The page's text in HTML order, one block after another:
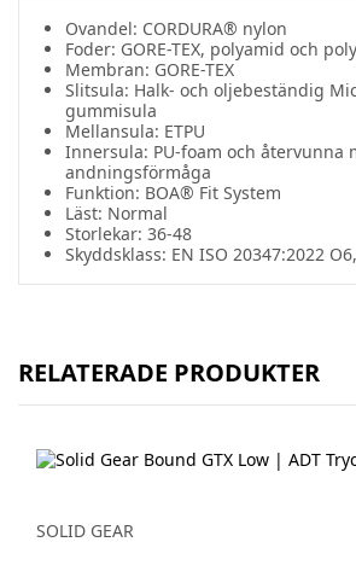
Ovandel: CORDURA® nylon
Foder: GORE-TEX, polyamid och
Membran: GORE-TEX
Slitsula: Halk- och oljebeständig
gummisula
Mellansula: ETPU
Innersula: PU-foam och återvunna
andningsförmåga
Funktion: BOA® Fit System
Läst: Normal
Storlekar: 36-48
Skyddsklass: EN ISO 20347:2022
RELATERADE PRODUKTER
SOLID GEAR